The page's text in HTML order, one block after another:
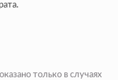
только в случаях